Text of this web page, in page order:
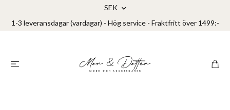
SEK
1-3 leveransdagar (vardagar) - Hög service - Fraktfritt över 1499:-